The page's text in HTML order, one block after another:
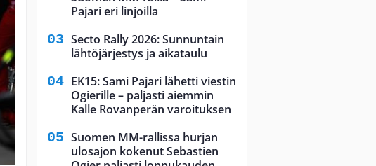
Pajari eri linjoilla
Secto Rally 2026: Sunnuntain
lähtöjärjestys ja aikataulu
EK15: Sami Pajari lähetti viestin
Ogierille – paljasti aiemmin
Kalle Rovanperän varoituksen
Suomen MM-rallissa hurjan
ulosajon kokenut Sebastien